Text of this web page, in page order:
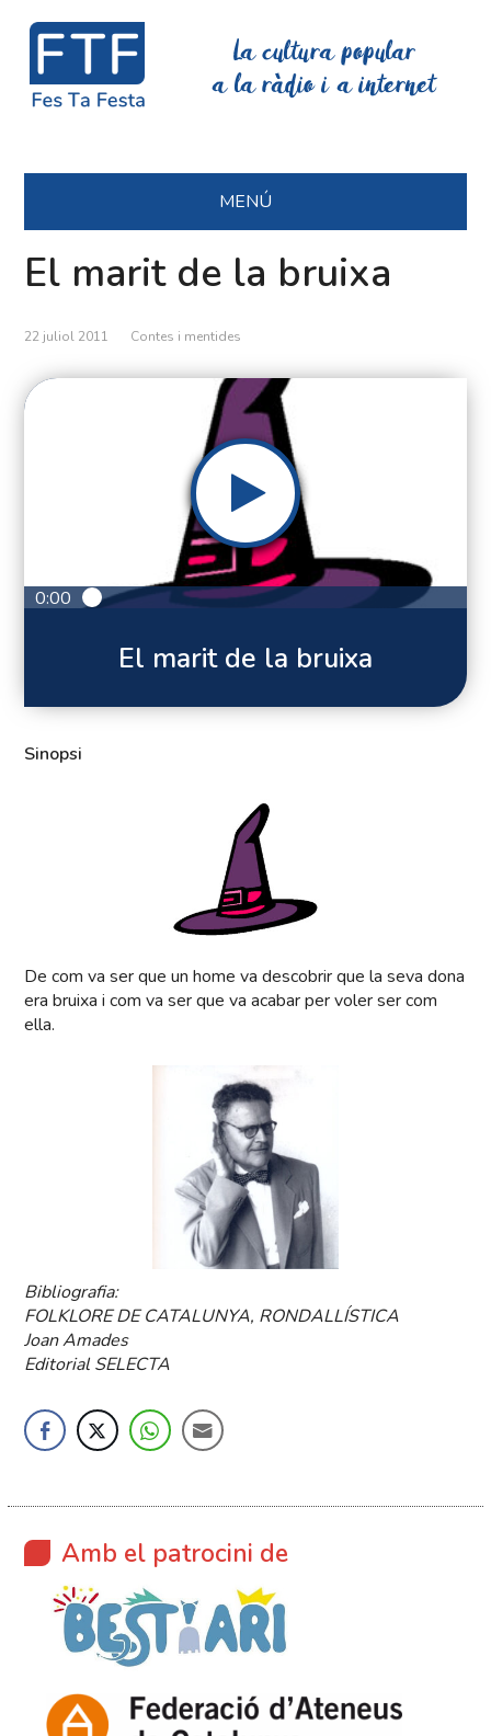
La cultura popular
a la ràdio i a internet
MENÚ
El marit de la bruixa
22 juliol 2011 Contes i mentides
0:00
El marit de la bruixa
Sinopsi
De com va ser que un home va descobrir que la seva dona
era bruixa i com va ser que va acabar per voler ser com
ella.
Bibliografia:
FOLKLORE DE CATALUNYA, RONDALLÍSTICA
Joan Amades
Editorial SELECTA
Amb el patrocini de